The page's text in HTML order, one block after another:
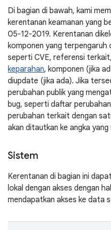
Di bagian di bawah, kami
kerentanan keamanan yang
05-12-2019. Kerentanan
komponen yang terpengaruh
seperti CVE, referensi terkait,
keparahan, komponen (jika
diupdate (jika ada). Jika
perubahan publik yang
bug, seperti daftar
perubahan terkait dengan
akan ditautkan ke angka yang
Sistem
Kerentanan di bagian ini
lokal dengan akses dengan
mendapatkan akses ke data